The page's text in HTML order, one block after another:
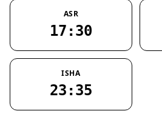
ASR
17:30
ISHA
23:35